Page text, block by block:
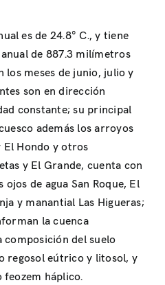
es de 24.8° C., y tiene
de 887.3 milímetros
los meses de junio, julio y
son en dirección
constante; su principal
además los arroyos
El Hondo y otros
y El Grande, cuenta con
ojos de agua San Roque, El
y manantial Las Higueras;
la cuenca
composición del suelo
regosol eútrico y litosol, y
feozem háplico.